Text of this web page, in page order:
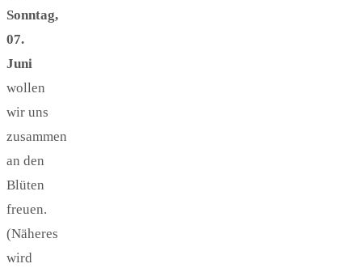
Sonntag,
07.
Juni
wollen
wir uns
zusammen
an den
Blüten
freuen.
(Näheres
wird